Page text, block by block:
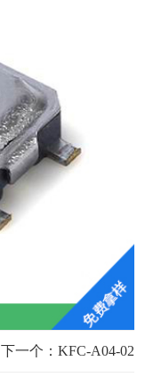
下一个：KFC-A04-02